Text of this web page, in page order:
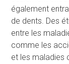
également
de dents. Des
entre les
comme les
et les maladies